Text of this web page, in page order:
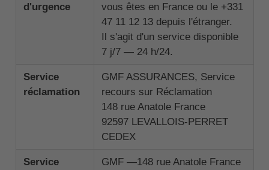
d'urgence
vous êtes en France ou le +331
47 11 12 13 depuis l'étranger.
Il s'agit d'un service disponible
7 j/7 — 24 h/24.
Service
réclamation
GMF ASSURANCES, Service
recours sur Réclamation
148 rue Anatole France
92597 LEVALLOIS-PERRET
CEDEX
Service
GMF —148 rue Anatole France